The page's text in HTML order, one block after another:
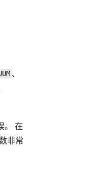
、
。 在
非常